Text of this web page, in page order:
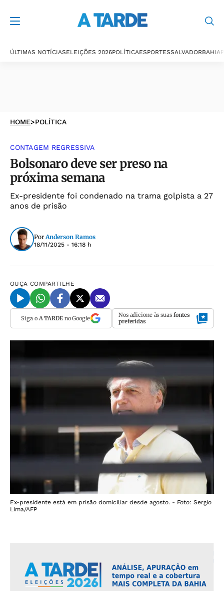
ÚLTIMAS NOTÍCIASELEIÇÕES 2026POLÍTICAESPORTESSALVADORBAHIA
HOME>POLÍTICA
CONTAGEM REGRESSIVA
Bolsonaro deve ser preso na
próxima semana
Ex-presidente foi condenado na trama golpista a 27
anos de prisão
Por Anderson Ramos
18/11/2025 - 16:18 h
OUÇA COMPARTILHE
Siga o A TARDEno Google Nos adicione às suas fontes
preferidas
Ex-presidente está em prisão domiciliar desde agosto. - Foto: Sergio
Lima/AFP